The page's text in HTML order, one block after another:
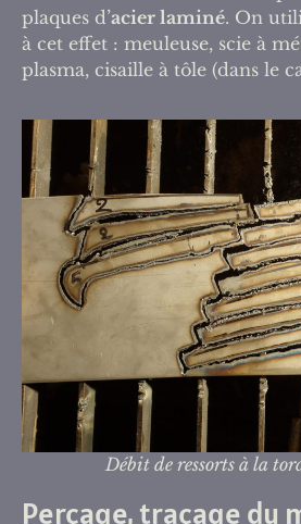
plaques d’acier laminé. On
à cet effet : meuleuse, scie à
plasma, cisaille à tôle (dans le
Débit de ressorts à la
Perçage, traçage du